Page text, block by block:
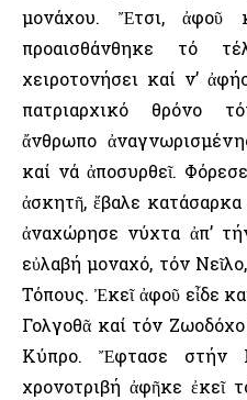
μονάχου. Ἔτσι, ἀφοῦ
προαισθάνθηκε τό
χειροτονήσει καί ν’
πατριαρχικό θρόνο
ἄνθρωπο
καί νά ἀποσυρθεῖ.
ἀσκητῆ, ἔβαλε
ἀναχώρησε νύχτα ἀπ’
εὐλαβή μοναχό, τόν
Τόπους. Ἐκεῖ ἀφοῦ εἶδε
Γολγοθᾶ καί τόν
Κύπρο. Ἔφτασε στήν
χρονοτριβή ἀφῆκε ἐκεῖ